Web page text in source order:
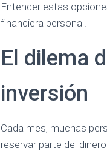
Entender estas
financiera personal.
El dilema
inversión
Cada mes, muchas
reservar parte del